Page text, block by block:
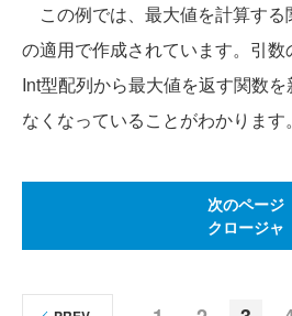
この例では、最大値を計算する
の適用で作成されています。引数
Int型配列から最大値を返す関数
なくなっていることがわかります。
次のページ
クロージャ